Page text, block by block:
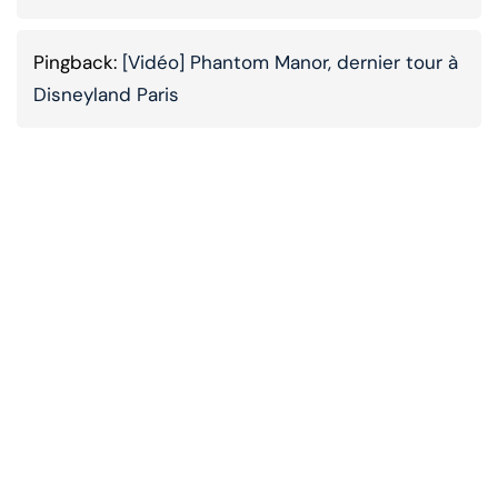
Pingback: [Vidéo] Phantom Manor, dernier tour à
Disneyland Paris